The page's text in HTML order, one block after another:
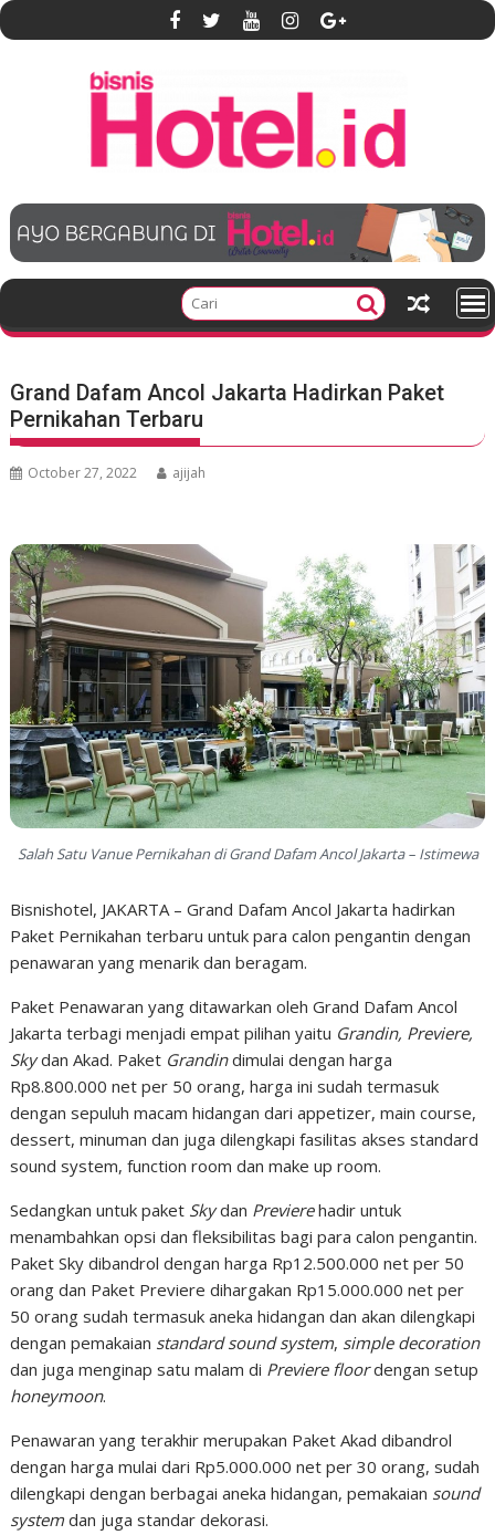
S
k
e
t
Grand Dafam Ancol Jakarta Hadirkan Paket
Pernikahan Terbaru
October 27, 2022 ajijah
Salah Satu Vanue Pernikahan di Grand Dafam Ancol Jakarta – Istimewa
Bisnishotel, JAKARTA – Grand Dafam Ancol Jakarta hadirkan
Paket Pernikahan terbaru untuk para calon pengantin dengan
penawaran yang menarik dan beragam.
Paket Penawaran yang ditawarkan oleh Grand Dafam Ancol
Jakarta terbagi menjadi empat pilihan yaitu Grandin, Previere,
Skydan Akad. Paket Grandindimulai dengan harga
Rp8.800.000 net per 50 orang, harga ini sudah termasuk
dengan sepuluh macam hidangan dari appetizer, main course,
dessert, minuman dan juga dilengkapi fasilitas akses standard
sound system, function room dan make up room.
Sedangkan untuk paket Skydan Previerehadir untuk
menambahkan opsi dan fleksibilitas bagi para calon pengantin.
Paket Sky dibandrol dengan harga Rp12.500.000 net per 50
orang dan Paket Previere dihargakan Rp15.000.000 net per
50 orang sudah termasuk aneka hidangan dan akan dilengkapi
dengan pemakaian standard sound system, simple decoration
dan juga menginap satu malam di Previere floordengan setup
honeymoon.
Penawaran yang terakhir merupakan Paket Akad dibandrol
dengan harga mulai dari Rp5.000.000 net per 30 orang, sudah
dilengkapi dengan berbagai aneka hidangan, pemakaian sound
system dan juga standar dekorasi.